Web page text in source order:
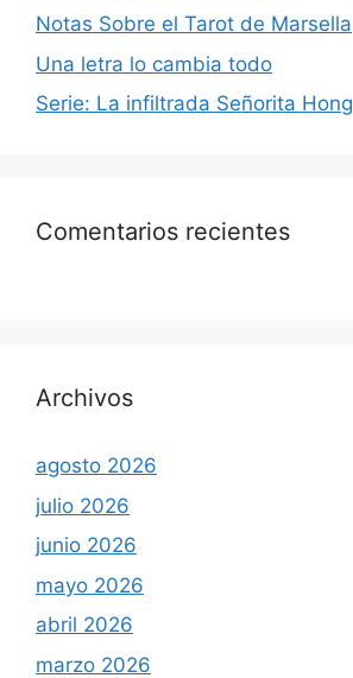
Notas Sobre el Tarot de Marsella
Una letra lo cambia todo
Serie: La infiltrada Señorita Hong
Comentarios recientes
Archivos
agosto 2026
julio 2026
junio 2026
mayo 2026
abril 2026
marzo 2026